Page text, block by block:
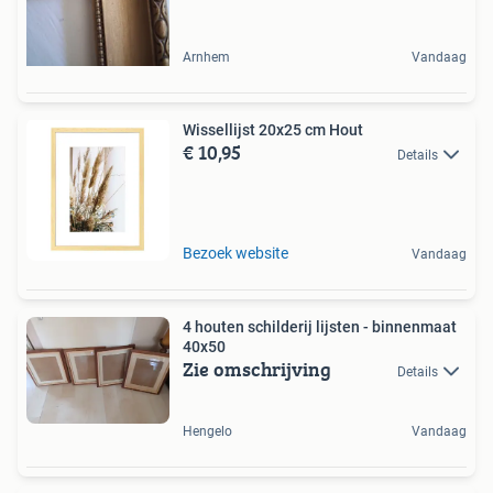
Arnhem Vandaag
Wissellijst 20x25 cm Hout
€ 10,95 Details
Bezoek website Vandaag
4 houten schilderij lijsten - binnenmaat
40x50
Zie omschrijving Details
Hengelo Vandaag